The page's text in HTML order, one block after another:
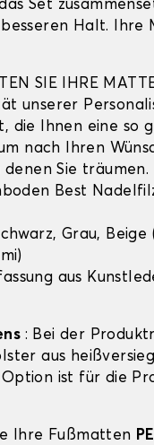
Set
Halt. Ihre
SIE IHRE
unserer
die Ihnen eine so
nach Ihren
Sie träumen.
Best
Grau, Beige
aus
: Bei der
aus
ist für die
Ihre Fußmatten